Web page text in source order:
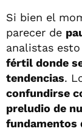
Si bien el
parecer de
analistas
fértil donde
tendencias.
confundirse
preludio de
fundamentos